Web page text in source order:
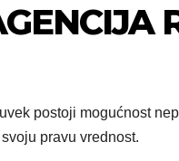
postoji mogućnost
pravu vrednost.